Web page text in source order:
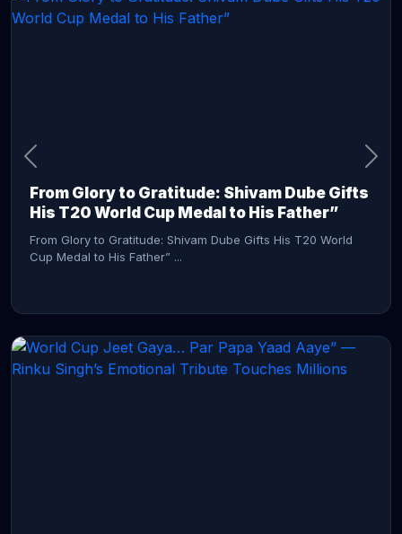
From Glory to Gratitude: Shivam Dube Gifts
His T20 World Cup Medal to His Father”
From Glory to Gratitude: Shivam Dube Gifts His T20 World
Cup Medal to His Father” ...